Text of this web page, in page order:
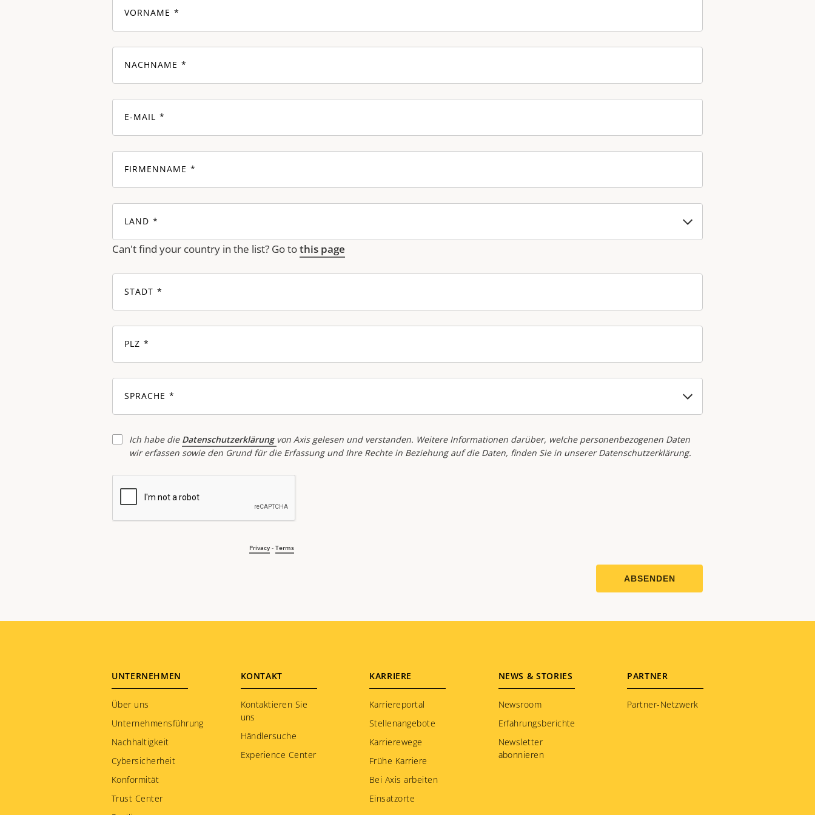
Footer
menu
UNTERNEHMEN
Über uns
Unternehmensführung
Nachhaltigkeit
Cybersicherheit
Konformität
Trust Center
KONTAKT
Kontaktieren Sie
uns
Händlersuche
Experience Center
KARRIERE
Karriereportal
Stellenangebote
Karrierewege
Frühe Karriere
Bei Axis arbeiten
Einsatzorte
NEWS & STORIES
Newsroom
Erfahrungsberichte
Newsletter
abonnieren
PARTNER
Partner-Netzwerk